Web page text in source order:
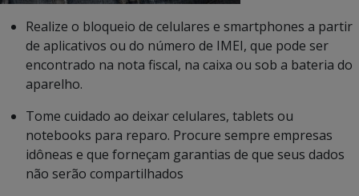
Realize o bloqueio de celulares e smartphones a partir
de aplicativos ou do número de IMEI, que pode ser
encontrado na nota fiscal, na caixa ou sob a bateria do
aparelho.
Tome cuidado ao deixar celulares, tablets ou
notebooks para reparo. Procure sempre empresas
idôneas e que forneçam garantias de que seus dados
não serão compartilhados